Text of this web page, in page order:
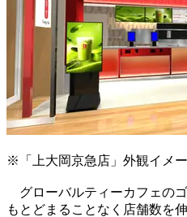
※「上大岡京急店」外観イメ
グローバルティーカフェの
もとどまることなく店舗数を